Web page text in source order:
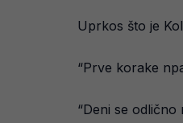
Uprkos što je
“Prve korake
“Deni se